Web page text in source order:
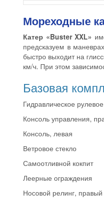
Мореходные
Катер «Buster XXL»
предсказуем в
быстро выходит на
км/ч. При этом
Базовая
Гидравлическое
Консоль управления,
Консоль, левая
Ветровое стекло
Самоотливной кокпит
Леерные ограждения
Носовой релинг,